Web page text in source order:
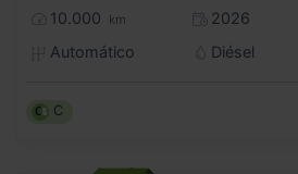
10.000 km
2026
Automático
Diésel
C